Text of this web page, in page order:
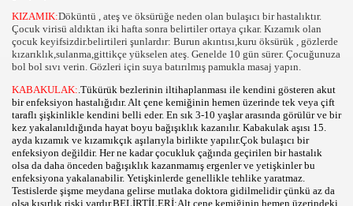
KIZAMIK:Döküntü , ateş ve öksürüğe neden olan bulaşıcı bir hastalıktır.
Çocuk virisü aldıktan iki hafta sonra belirtiler ortaya çıkar. Kızamık olan
çocuk keyifsizdir.belirtileri şunlardır: Burun akıntısı,kuru öksürük , gözlerde
kızarıklık,sulanma,gittikçe yükselen ateş. Genelde 10 gün sürer. Çocuğunuza
bol bol sıvı verin. Gözleri için suya batırılmış pamukla masaj yapın.
KABAKULAK:.Tükürük bezlerinin iltihaplanması ile kendini gösteren akut
bir enfeksiyon hastalığıdır. Alt çene kemiğinin hemen üzerinde tek veya çift
taraflı şişkinlikle kendini belli eder. En sık 3-10 yaşlar arasında görülür ve bir
kez yakalanıldığında hayat boyu bağışıklık kazanılır. Kabakulak aşısı 15.
ayda kızamık ve kızamıkçık aşılarıyla birlikte yapılır.Çok bulaşıcı bir
enfeksiyon değildir. Her ne kadar çocukluk çağında geçirilen bir hastalık
olsa da daha önceden bağışıklık kazanmamış ergenler ve yetişkinler bu
enfeksiyona yakalanabilir. Yetişkinlerde genellikle tehlike yaratmaz.
Testislerde şişme meydana gelirse mutlaka doktora gidilmelidir çünkü az da
olsa kısırlık riski vardır.BELİRTİLERİ:Alt çene kemiğinin hemen üzerindeki